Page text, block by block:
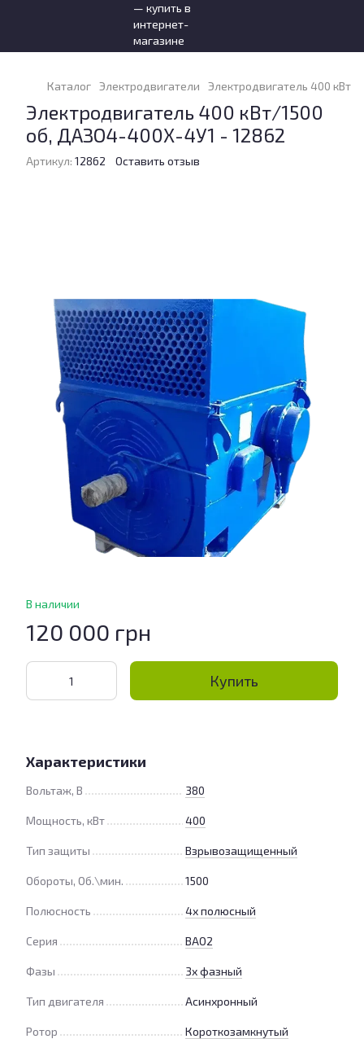
Каталог Электродвигатели Электродвигатель 400
Электродвигатель 400 кВт/1500
об, ДАЗО4-400Х-4У1 - 12862
Артикул: 12862 Оставить отзыв
В наличии
120 000 грн
Купить
Характеристики
Вольтаж, В 380
Мощность, кВт 400
Тип защиты Взрывозащищенный
Обороты, Об.\мин. 1500
Полюсность 4х полюсный
Серия ВАО2
Фазы 3х фазный
Тип двигателя Асинхронный
Ротор Короткозамкнутый